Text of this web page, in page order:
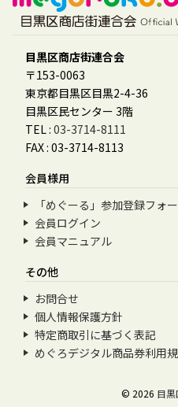
目黒区商店街連合会
〒153-0063
東京都目黒区目黒2-4-36
目黒区民センター 3階
TEL : 03-3714-8111
FAX : 03-3714-8113
会員様用
「めぐーる」参加登録フォ
会員ログイン
会員マニュアル
その他
お問合せ
個人情報保護方針
特定商取引に基づく表記
めぐろデジタル商品券利用
© 2026 目